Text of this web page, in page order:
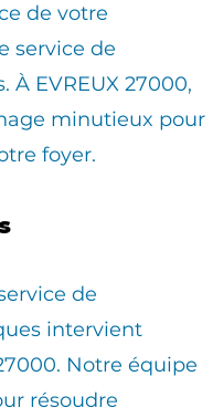
de votre
service de
EVREUX 27000,
minutieux pour
foyer.
de
intervient
Notre équipe
résoudre